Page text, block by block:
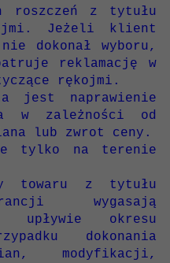
roszczeń z tytułu
Jeżeli klient
dokonał wyboru,
reklamację w
rękojmi.
jest naprawienie
w zależności od
lub zwrot ceny.
tylko na terenie
towaru z tytułu
wygasają
upływie okresu
dokonania
modyfikacji,